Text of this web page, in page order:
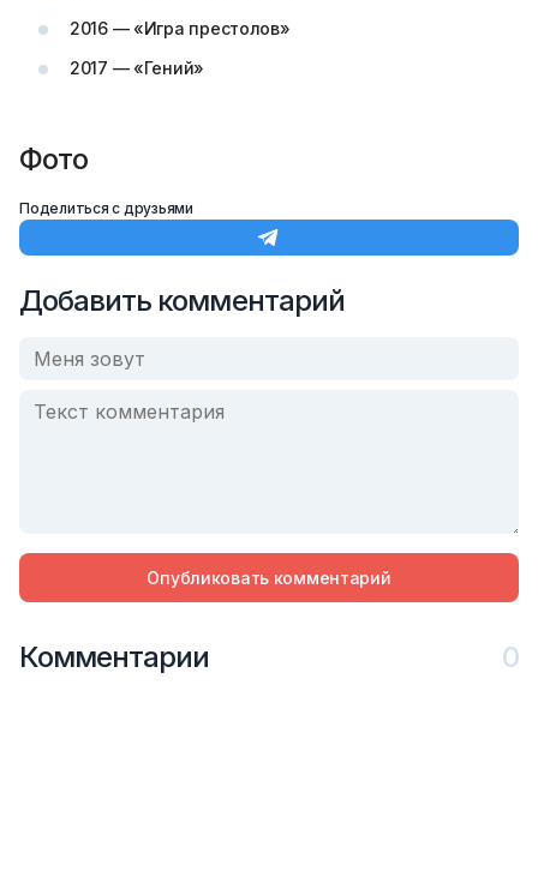
2016 — «Игра престолов»
2017 — «Гений»
Фото
Поделиться с друзьями
Добавить комментарий
Опубликовать комментарий
Комментарии 0